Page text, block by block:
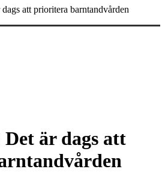
att prioritera barntandvården
är dags att